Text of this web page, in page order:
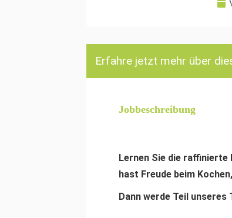
Erfahre jetzt mehr über
Jobbeschreibung
Lernen Sie die raffinierte
hast Freude beim
Dann werde Teil unseres